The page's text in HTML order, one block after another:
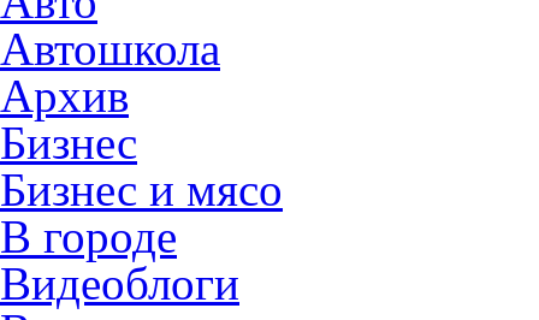
Автошкола
Архив
Бизнес
Бизнес и мясо
В городе
Видеоблоги